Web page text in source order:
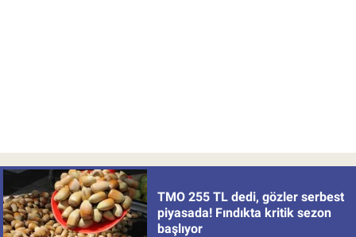
TMO 255 TL dedi, gözler serbest
piyasada! Fındıkta kritik sezon
başlıyor